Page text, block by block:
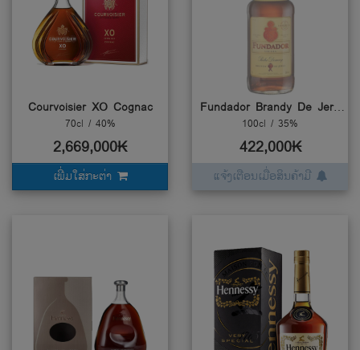
Courvoisier XO Cognac
70cl / 40%
2,669,000₭
ເພີ່ມໃສ່ກະຕ່າ
Fundador Brandy De Jerez Solera
100cl / 35%
422,000₭
ແຈ້ງເຕືອນເມື່ອສິນຄ້າມີ